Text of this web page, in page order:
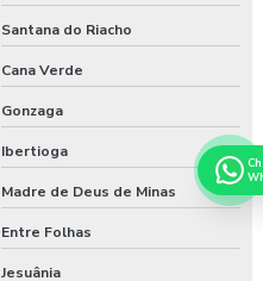
Santana do Riacho
Cana Verde
Gonzaga
Ibertioga
Madre de Deus de Minas
Entre Folhas
Jesuânia